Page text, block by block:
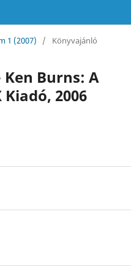
1 (2007) / Könyvajánló
Ken Burns: A
2006